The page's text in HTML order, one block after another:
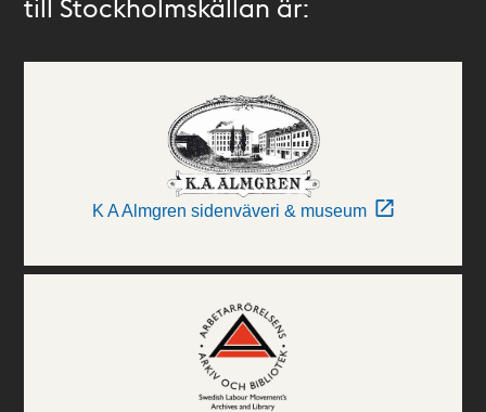
till Stockholmskällan är:
K A Almgren sidenväveri & museum